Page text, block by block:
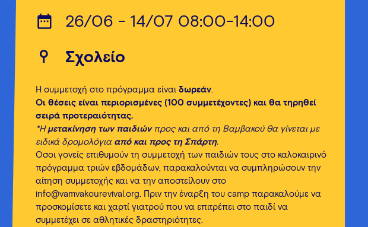
26/06 - 14/07 08:00-14:00
Σχολείο
Η συμμετοχή στο πρόγραμμα είναι δωρεάν.
Οι θέσεις είναι περιορισμένες (100 συμμετέχοντες) και θα τηρηθεί
σειρά προτεραιότητας.
*Η μετακίνηση των παιδιώνπρος και από τη Βαμβακού θα γίνεται με
ειδικά δρομολόγια από και προς τη Σπάρτη.
Όσοι γονείς επιθυμούν τη συμμετοχή των παιδιών τους στο καλοκαιρινό
πρόγραμμα τριών εβδομάδων, παρακαλούνται να συμπληρώσουν την
αίτηση συμμετοχής και να την αποστείλουν στο
info@vamvakourevival.org. Πριν την έναρξη του camp παρακαλούμε να
προσκομίσετε και χαρτί γιατρού που να επιτρέπει στο παιδί να
συμμετέχει σε αθλητικές δραστηριότητες.